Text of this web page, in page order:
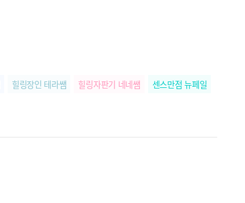
힐링장인 테라쌤 힐링자판기 네네쌤
센스만점 뉴페일